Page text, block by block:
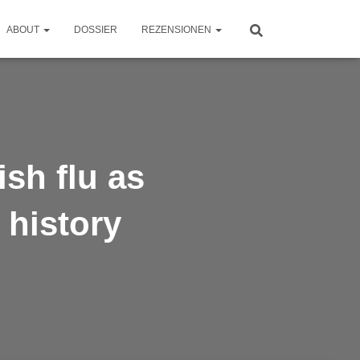
ABOUT DOSSIER REZENSIONEN
flu as
history